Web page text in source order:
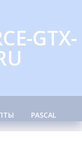
GTX-
PASCAL